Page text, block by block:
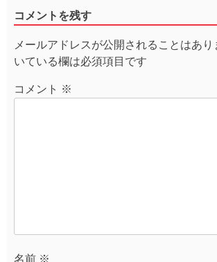
ゲ
シ
ョ
ン
コメントを残す
メールアドレスが公開されることはあり
いている欄は必須項目です
コメント ※
名前 ※